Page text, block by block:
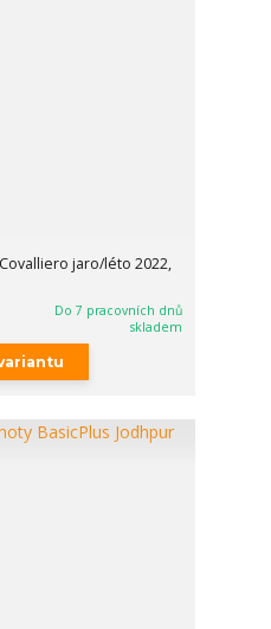
jaro/léto 2022,
Do 7 pracovních dnů
skladem